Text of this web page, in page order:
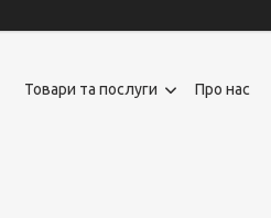
Товари та послуги Про нас